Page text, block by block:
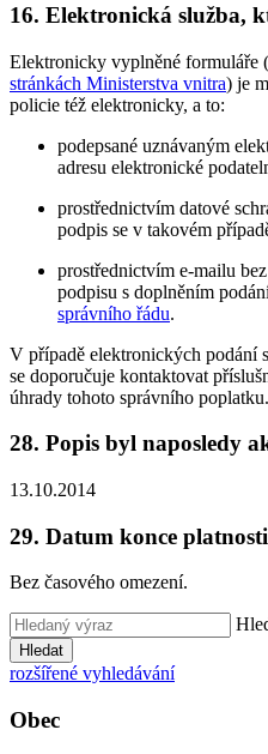
16. Elektronická služba,
Elektronicky vyplněné formuláře
stránkách Ministerstva vnitra) je
policie též elektronicky, a to:
podepsané uznávaným
adresu elektronické
prostřednictvím datové
podpis se v takovém
prostřednictvím e-mailu
podpisu s doplněním
správního řádu.
V případě elektronických podání
se doporučuje kontaktovat
úhrady tohoto správního poplatku.
28. Popis byl naposledy
13.10.2014
29. Datum konce
Bez časového omezení.
Hledat
rozšířené vyhledávání
Obec